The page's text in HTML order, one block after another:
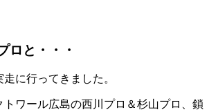
ロと・・・
に行ってきました。
トワール広島の西川プロ＆杉山プロ、鎖